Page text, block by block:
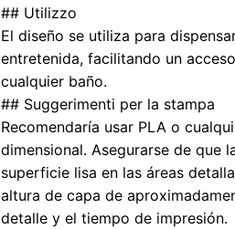
## Utilizzo
El diseño se utiliza para
entretenida, facilitando un
cualquier baño.
## Suggerimenti per la stampa
Recomendaría usar PLA o
dimensional. Asegurarse de que
superficie lisa en las áreas
altura de capa de
detalle y el tiempo de impresión.